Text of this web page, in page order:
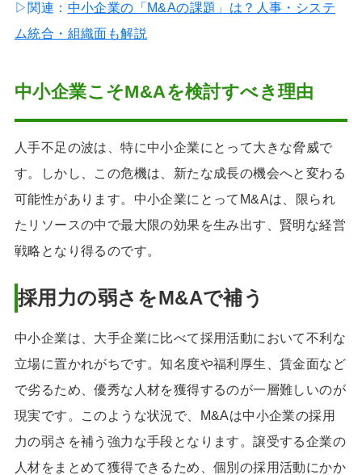
▷関連： 中小企業の「M&Aの課題」は？人事・システ
ム統合・組織面も解説
中小企業こそM&Aを検討すべき理由
人手不足の波は、特に中小企業にとって大きな脅威で
す。しかし、この危機は、新たな成長の機会へと変わる
可能性があります。中小企業にとってM&Aは、限られ
たリソースの中で最大限の効果を生み出す、賢明な経営
戦略となり得るのです。
採用力の弱さをM&Aで補う
中小企業は、大手企業に比べて採用活動において不利な
立場に置かれがちです。知名度や福利厚生、賃金面など
で劣るため、優秀な人材を獲得するのが一層難しいのが
現実です。このような状況で、M&Aは中小企業の採用
力の弱さを補う強力な手段となります。譲受する企業の
人材をまとめて獲得できるため、個別の採用活動にかか